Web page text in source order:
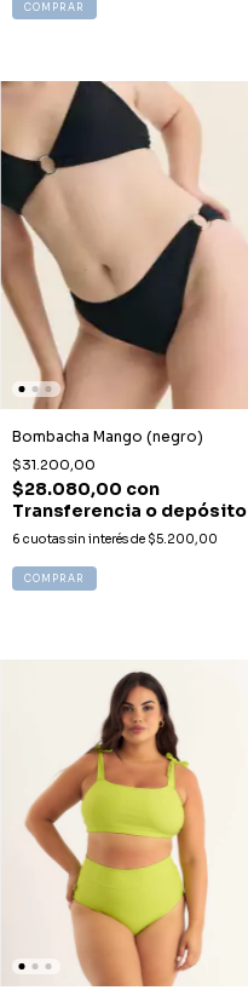
COMPRAR
Bombacha Mango (negro)
$31.200,00
$28.080,00 con
Transferencia o depósito
6 cuotas sin interés de $5.200,00
COMPRAR